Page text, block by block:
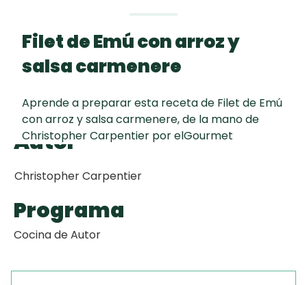
Galletas con
Tiramisú
Filet de Emú con arroz y
salsa carmenere
Aprende a preparar esta receta de Filet de Emú
con arroz y salsa carmenere, de la mano de
Christopher Carpentier por elGourmet
Autor
Christopher Carpentier
Programa
Cocina de Autor